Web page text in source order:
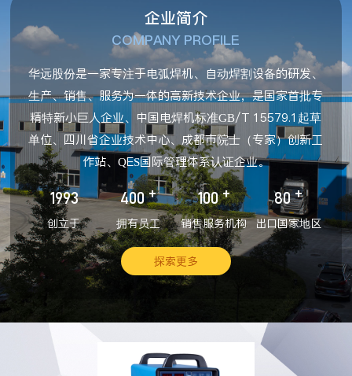
企业简介
COMPANY PROFILE
华远股份是一家专注于电弧焊机、自动焊割设备的研发、
生产、销售、服务为一体的高新技术企业，是国家首批专
精特新小巨人企业、中国电焊机标准GB/T 15579.1起草
单位、四川省企业技术中心、成都市院士（专家）创新工
作站、QES国际管理体系认证企业。
1993
创立于
400 +
拥有员工
100 +
销售服务机构
80 +
出口国家地区
探索更多